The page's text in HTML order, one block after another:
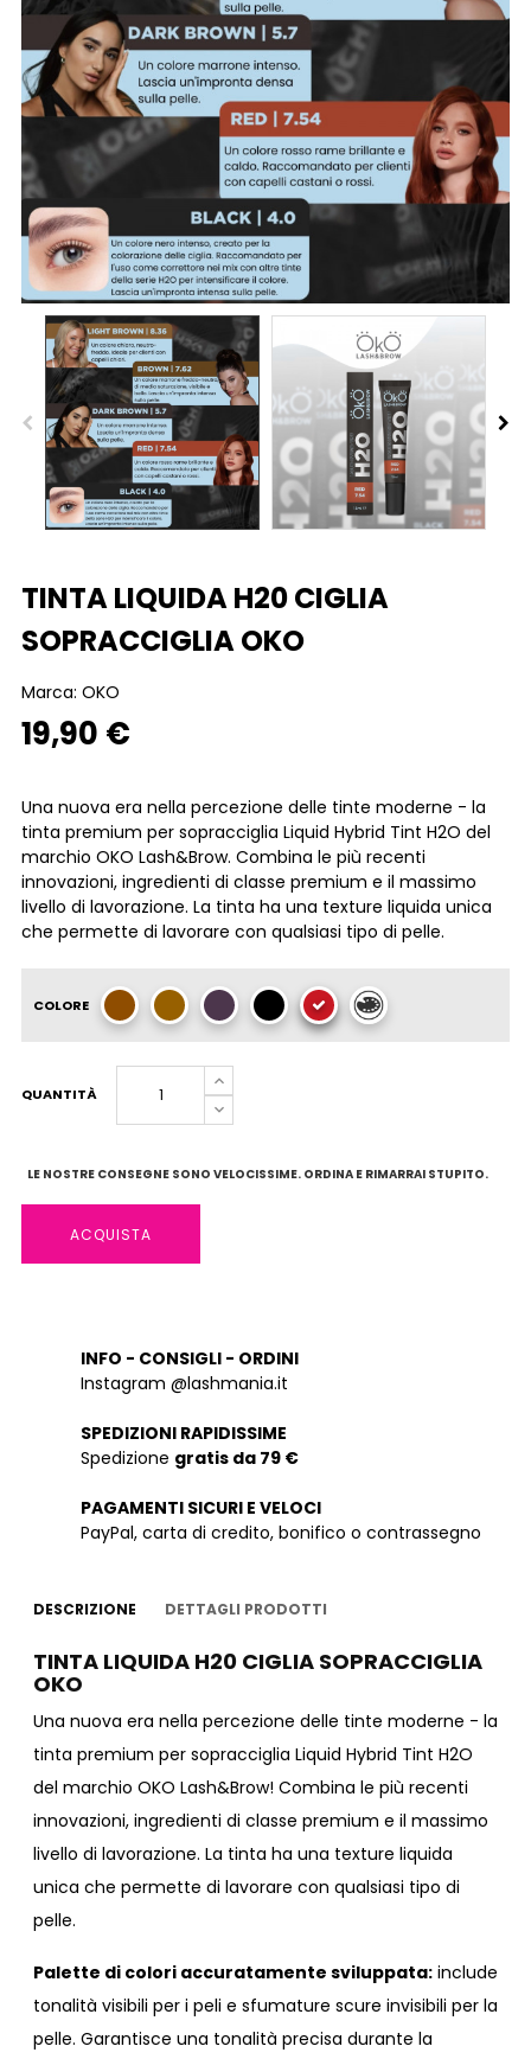
TINTA LIQUIDA H20 CIGLIA
SOPRACCIGLIA OKO
Marca: OKO
19,90 €
Una nuova era nella percezione delle tinte moderne - la
tinta premium per sopracciglia Liquid Hybrid Tint H2O del
marchio OKO Lash&Brow. Combina le più recenti
innovazioni, ingredienti di classe premium e il massimo
livello di lavorazione. La tinta ha una texture liquida unica
che permette di lavorare con qualsiasi tipo di pelle.
COLORE
QUANTITÀ
LE NOSTRE CONSEGNE SONO VELOCISSIME. ORDINA E RIMARRAI STUPITO.
ACQUISTA
INFO - CONSIGLI - ORDINI
Instagram @lashmania.it
SPEDIZIONI RAPIDISSIME
Spedizione gratis da 79 €
PAGAMENTI SICURI E VELOCI
PayPal, carta di credito, bonifico o contrassegno
DESCRIZIONE DETTAGLI PRODOTTI
TINTA LIQUIDA H20 CIGLIA SOPRACCIGLIA
OKO
Una nuova era nella percezione delle tinte moderne - la
tinta premium per sopracciglia Liquid Hybrid Tint H2O
del marchio OKO Lash&Brow! Combina le più recenti
innovazioni, ingredienti di classe premium e il massimo
livello di lavorazione. La tinta ha una texture liquida
unica che permette di lavorare con qualsiasi tipo di
pelle.
Palette di colori accuratamente sviluppata: include
tonalità visibili per i peli e sfumature scure invisibili per la
pelle. Garantisce una tonalità precisa durante la